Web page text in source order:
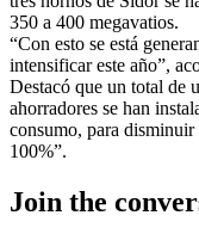
350 a 400 megavatios.
“Con esto se está
intensificar este año”,
Destacó que un total de
ahorradores se han
consumo, para
100%”.
Join the